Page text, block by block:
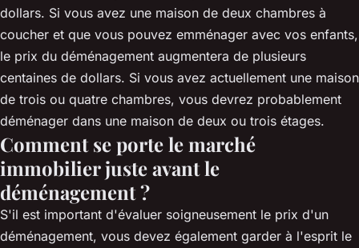
dollars. Si vous avez une maison de deux chambres à
coucher et que vous pouvez emménager avec vos enfants,
le prix du déménagement augmentera de plusieurs
centaines de dollars. Si vous avez actuellement une maison
de trois ou quatre chambres, vous devrez probablement
déménager dans une maison de deux ou trois étages.
Comment se porte le marché
immobilier juste avant le
déménagement ?
S'il est important d'évaluer soigneusement le prix d'un
déménagement, vous devez également garder à l'esprit le